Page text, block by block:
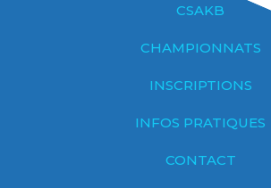
CSAKB
CHAMPIONNATS
INSCRIPTIONS
INFOS PRATIQUES
CONTACT